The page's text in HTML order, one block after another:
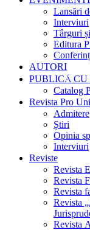
Lansări
Interviuri
Târguri
Editura
AUTORI
PUBLICĂ CU
Catalog
Revista Pro
Admitere
Știri
Opinia
Interviuri
Reviste
Revista
Revista
Revista
Revista
Revista